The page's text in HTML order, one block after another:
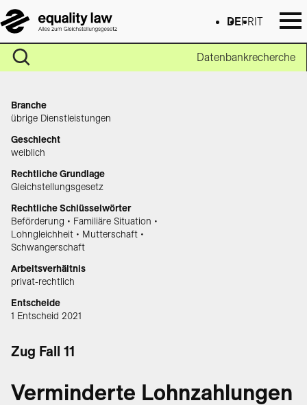
DEFR IT
Datenbankrecherche
Branche
übrige Dienstleistungen
Geschlecht
weiblich
Rechtliche Grundlage
Gleichstellungsgesetz
Rechtliche Schlüsselwörter
Beförderung • Familiäre Situation •
Lohngleichheit • Mutterschaft •
Schwangerschaft
Arbeitsverhältnis
privat-rechtlich
Entscheide
1 Entscheid 2021
Zug Fall 11
Verminderte Lohnzahlungen